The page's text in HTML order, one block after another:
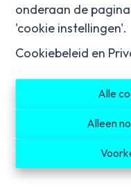
onderaan de
'cookie instellingen'.
Cookiebeleid en
Alle
Alleen
Te
Te
Te